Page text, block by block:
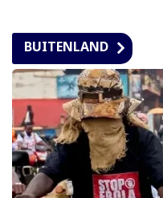
BUITENLAND